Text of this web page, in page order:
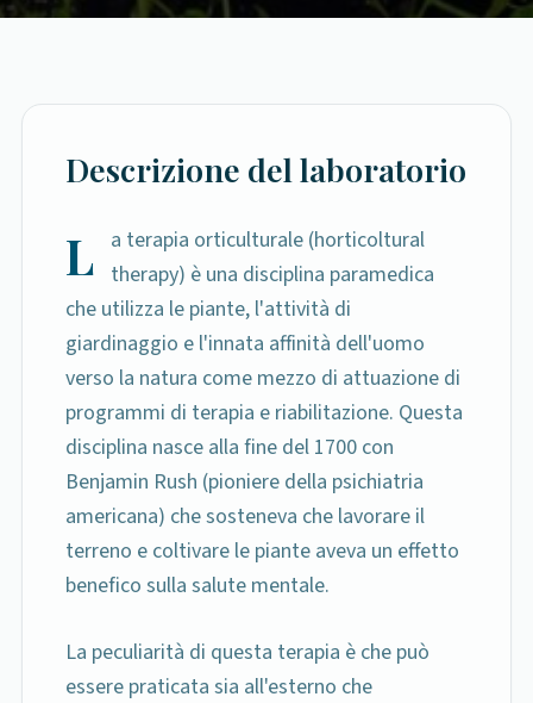
Descrizione del laboratorio
L
a terapia orticulturale (horticoltural
therapy) è una disciplina paramedica
che utilizza le piante, l'attività di
giardinaggio e l'innata affinità dell'uomo
verso la natura come mezzo di attuazione di
programmi di terapia e riabilitazione. Questa
disciplina nasce alla fine del 1700 con
Benjamin Rush (pioniere della psichiatria
americana) che sosteneva che lavorare il
terreno e coltivare le piante aveva un effetto
benefico sulla salute mentale.
La peculiarità di questa terapia è che può
essere praticata sia all'esterno che